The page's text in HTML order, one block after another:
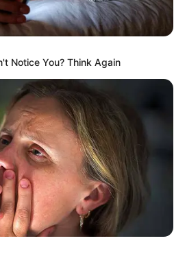
is the secret to feeling
Notice You? Think Again